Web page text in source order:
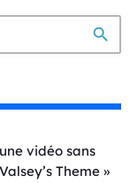
search
vidéo sans
Theme »